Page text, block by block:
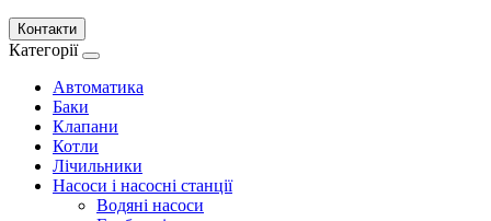
Контакти
Категорії
Автоматика
Баки
Клапани
Котли
Лічильники
Насоси і насосні станції
Водяні насоси